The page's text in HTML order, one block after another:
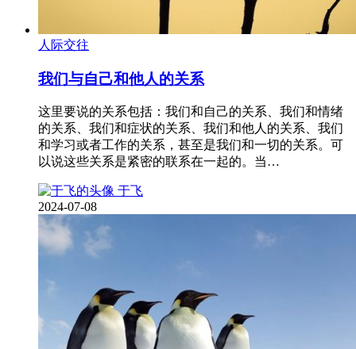
人际交往
我们与自己和他人的关系
这里要说的关系包括：我们和自己的关系、我们和情绪
的关系、我们和症状的关系、我们和他人的关系、我们
和学习或者工作的关系，甚至是我们和一切的关系。可
以说这些关系是紧密的联系在一起的。当…
于飞
2024-07-08